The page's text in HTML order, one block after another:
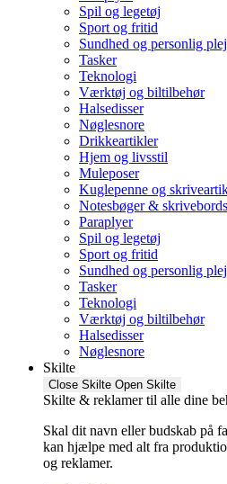
Spil og legetøj
Sport og fritid
Sundhed og personlig
Tasker
Teknologi
Værktøj og biltilbehør
Halsedisser
Nøglesnore
Drikkeartikler
Hjem og livsstil
Muleposer
Kuglepenne og
Notesbøger &
Paraplyer
Spil og legetøj
Sport og fritid
Sundhed og personlig
Tasker
Teknologi
Værktøj og biltilbehør
Halsedisser
Nøglesnore
Skilte
Close Skilte Open Skilte
Skilte & reklamer til alle dine
Skal dit navn eller budskab på
kan hjælpe med alt fra
og reklamer.